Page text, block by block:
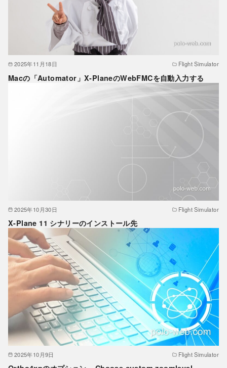
2025年11月18日 Flight Simulator
Macの「Automator」X-PlaneのWebFMCを自動入力する
2025年10月30日 Flight Simulator
X-Plane 11 シナリーのインストール先
2025年10月9日 Flight Simulator